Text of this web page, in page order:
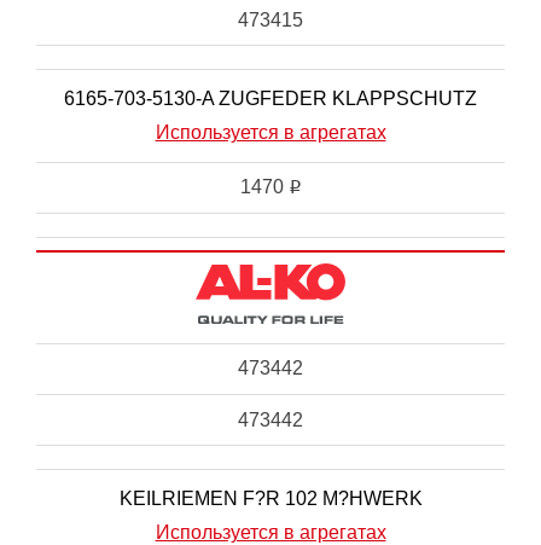
473415
6165-703-5130-A ZUGFEDER KLAPPSCHUTZ
Используется в агрегатах
1470 i
473442
473442
KEILRIEMEN F?R 102 M?HWERK
Используется в агрегатах